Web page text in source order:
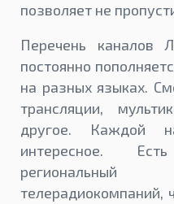
позволяет не
Перечень каналов
постоянно
на разных языках.
трансляции,
другое. Каждой
интересное.
телерадиокомпаний,